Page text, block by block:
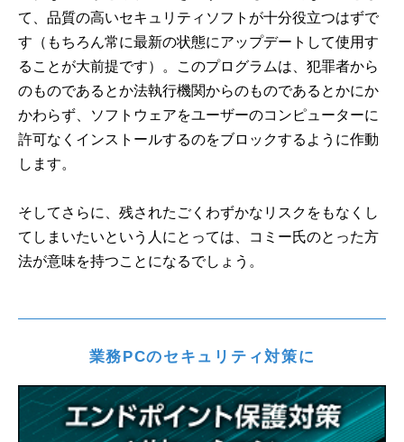
て、品質の高いセキュリティソフトが十分役立つはずで
す（もちろん常に最新の状態にアップデートして使用す
ることが大前提です）。このプログラムは、犯罪者から
のものであるとか法執行機関からのものであるとかにか
かわらず、ソフトウェアをユーザーのコンピューターに
許可なくインストールするのをブロックするように作動
します。
そしてさらに、残されたごくわずかなリスクをもなくし
てしまいたいという人にとっては、コミー氏のとった方
法が意味を持つことになるでしょう。
業務PCのセキュリティ対策に